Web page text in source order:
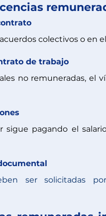
colectivos o en
de trabajo
no remuneradas, el
sigue pagando el
ser solicitadas